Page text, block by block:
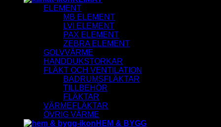
ELEMENT
MB ELEMENT
LVI ELEMENT
PAX ELEMENT
ZEBRA ELEMENT
GOLVVÄRME
HANDDUKSTORKAR
FLÄKT OCH VENTILATION
BADRUMSFLÄKTAR
TILLBEHÖR
FLÄKTAR
VÄRMEFLÄKTAR
ÖVRIG VÄRME
HEM & BYGG